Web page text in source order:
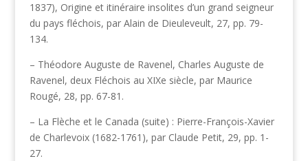
1837), Origine et itinéraire insolites d’un grand seigneur
du pays fléchois, par Alain de Dieuleveult, 27, pp. 79-
134.
– Théodore Auguste de Ravenel, Charles Auguste de
Ravenel, deux Fléchois au XIXe siècle, par Maurice
Rougé, 28, pp. 67-81.
– La Flèche et le Canada (suite) : Pierre-François-Xavier
de Charlevoix (1682-1761), par Claude Petit, 29, pp. 1-
27.